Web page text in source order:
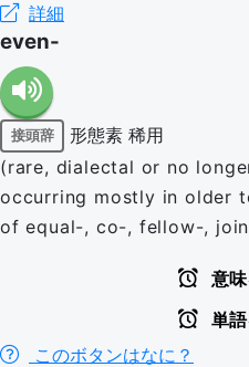
詳細
even-
接頭辞 形態素 稀用
(rare, dialectal or no
occurring mostly in older
of equal-, co-, fellow-,
意
単
このボタンはなに？